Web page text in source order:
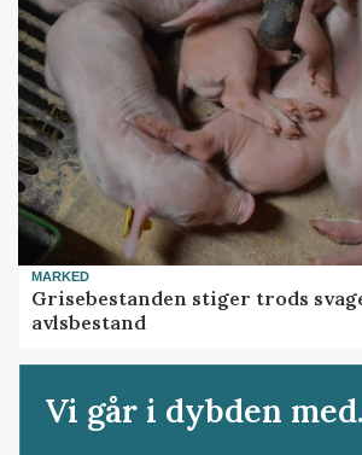
MARKED
Grisebestanden stiger trods
avlsbestand
Vi går i dybden